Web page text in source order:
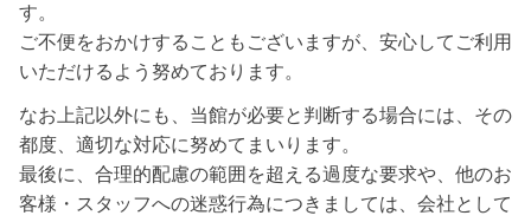
す。
ご不便をおかけすることもございますが、安心してご利用
いただけるよう努めております。
なお上記以外にも、当館が必要と判断する場合には、その
都度、適切な対応に努めてまいります。
最後に、合理的配慮の範囲を超える過度な要求や、他のお
客様・スタッフへの迷惑行為につきましては、会社として